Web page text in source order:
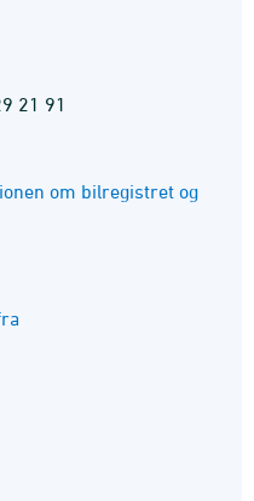
21 91
om bilregistret og